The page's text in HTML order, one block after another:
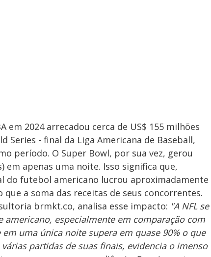
em 2024 arrecadou cerca de US$ 155 milhões
Series - final da Liga Americana de Baseball,
período. O Super Bowl, por sua vez, gerou
em apenas uma noite. Isso significa que,
do futebol americano lucrou aproximadamente
que a soma das receitas de seus concorrentes.
brmkt.co, analisa esse impacto: "A NFL se
americano, especialmente em comparação com
uma única noite supera em quase 90% o que
partidas de suas finais, evidencia o imenso